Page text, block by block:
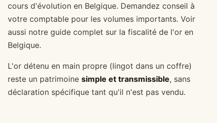
cours d'évolution en Belgique. Demandez conseil à
votre comptable pour les volumes importants. Voir
aussi notre guide complet sur la fiscalité de l'or en
Belgique.
L'or détenu en main propre (lingot dans un coffre)
reste un patrimoine simple et transmissible, sans
déclaration spécifique tant qu'il n'est pas vendu.